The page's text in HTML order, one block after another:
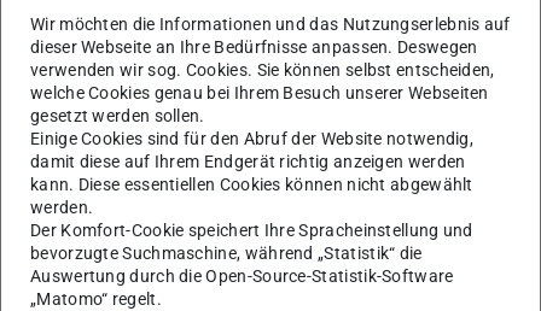
dem
Projektträger DLR-PT (wird in neuem Tab geöffnet)
vorstellen.
Am Vortag hat sich das Konsortium mit der Planung der
letzten Monate von EuProGigant befasst. Letzte Schritte
werden finalisiert, die neusten Veröffentlichungen
geschrieben und Nachfolgeprojekte geplant.
Es liegen spannende Zeiten vor uns!
Weitere Informationen
LinkedIn(wird in neuem Tab
Wir möchten die Informationen und das Nutzungserlebnis auf
dieser Webseite an Ihre Bedürfnisse anpassen. Deswegen
verwenden wir sog. Cookies. Sie können selbst entscheiden,
welche Cookies genau bei Ihrem Besuch unserer Webseiten
gesetzt werden sollen.
Einige Cookies sind für den Abruf der Website notwendig,
damit diese auf Ihrem Endgerät richtig anzeigen werden
kann. Diese essentiellen Cookies können nicht abgewählt
werden.
Der Komfort-Cookie speichert Ihre Spracheinstellung und
bevorzugte Suchmaschine, während „Statistik“ die
Auswertung durch die Open-Source-Statistik-Software
„Matomo“ regelt.